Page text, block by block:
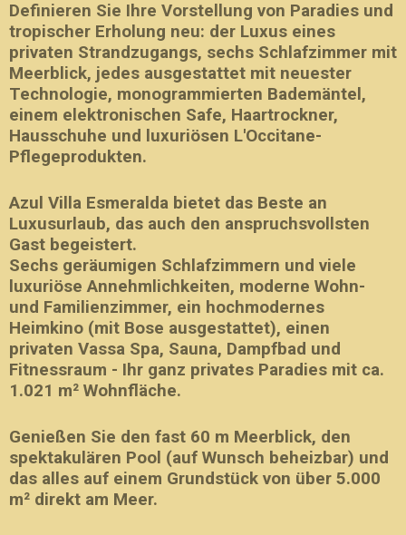
Definieren Sie Ihre Vorstellung von Paradies und
tropischer Erholung neu: der Luxus eines
privaten Strandzugangs, sechs Schlafzimmer mit
Meerblick, jedes ausgestattet mit neuester
Technologie, monogrammierten Bademäntel,
einem elektronischen Safe, Haartrockner,
Hausschuhe und luxuriösen L'Occitane-
Pflegeprodukten.
Azul Villa Esmeralda bietet das Beste an
Luxusurlaub, das auch den anspruchsvollsten
Gast begeistert.
Sechs geräumigen Schlafzimmern und viele
luxuriöse Annehmlichkeiten, moderne Wohn-
und Familienzimmer, ein hochmodernes
Heimkino (mit Bose ausgestattet), einen
privaten Vassa Spa, Sauna, Dampfbad und
Fitnessraum - Ihr ganz privates Paradies mit ca.
1.021 m² Wohnfläche.
Genießen Sie den fast 60 m Meerblick, den
spektakulären Pool (auf Wunsch beheizbar) und
das alles auf einem Grundstück von über 5.000
m² direkt am Meer.